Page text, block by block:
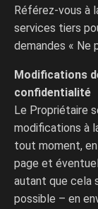
Référez-vous à
services tiers
demandes « Ne
Modifications
confidentialité
Le Propriétaire
modifications à
tout moment,
page et
autant que cela
possible – en